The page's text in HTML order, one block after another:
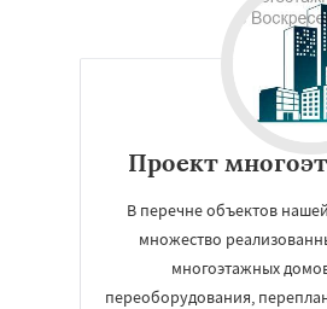
Проект
В перечне объектов
множество
многоэтажных
переоборудования,